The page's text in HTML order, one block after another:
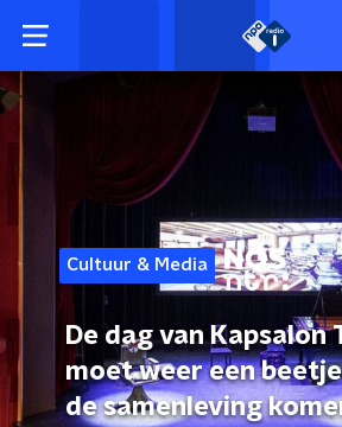
Cultuur & Media
De dag van Kapsalon
moet weer een
de samenleving